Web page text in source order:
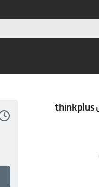
هدفون و ایرپاد بیسیم لنوو مدل thinkplus